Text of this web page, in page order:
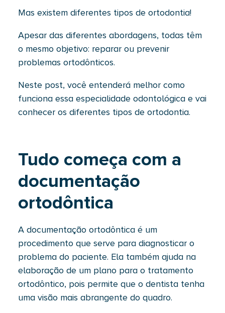
Mas existem diferentes tipos de ortodontia!
Apesar das diferentes abordagens, todas têm
o mesmo objetivo: reparar ou prevenir
problemas ortodônticos.
Neste post, você entenderá melhor como
funciona essa especialidade odontológica e vai
conhecer os diferentes tipos de ortodontia.
Tudo começa com a
documentação
ortodôntica
A documentação ortodôntica é um
procedimento que serve para diagnosticar o
problema do paciente. Ela também ajuda na
elaboração de um plano para o tratamento
ortodôntico, pois permite que o dentista tenha
uma visão mais abrangente do quadro.